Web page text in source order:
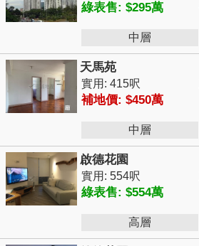
綠表售: $295萬
中層
天馬苑
實用: 415呎
補地價: $450萬
中層
啟德花園
實用: 554呎
綠表售: $554萬
高層